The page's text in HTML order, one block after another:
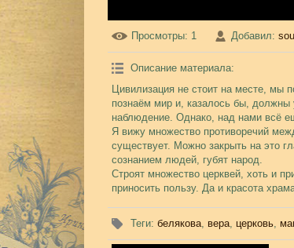
Просмотры: 1 Добавил:
Описание материала:
Цивилизация не стоит на месте, мы
познаём мир и, казалось бы, должны
наблюдение. Однако, над нами всё
Я вижу множество противоречий
существует. Можно закрыть на это
сознанием людей, губят народ.
Строят множество церквей, хоть и
приносить пользу. Да и красота
Теги: белякова, вера, церковь,